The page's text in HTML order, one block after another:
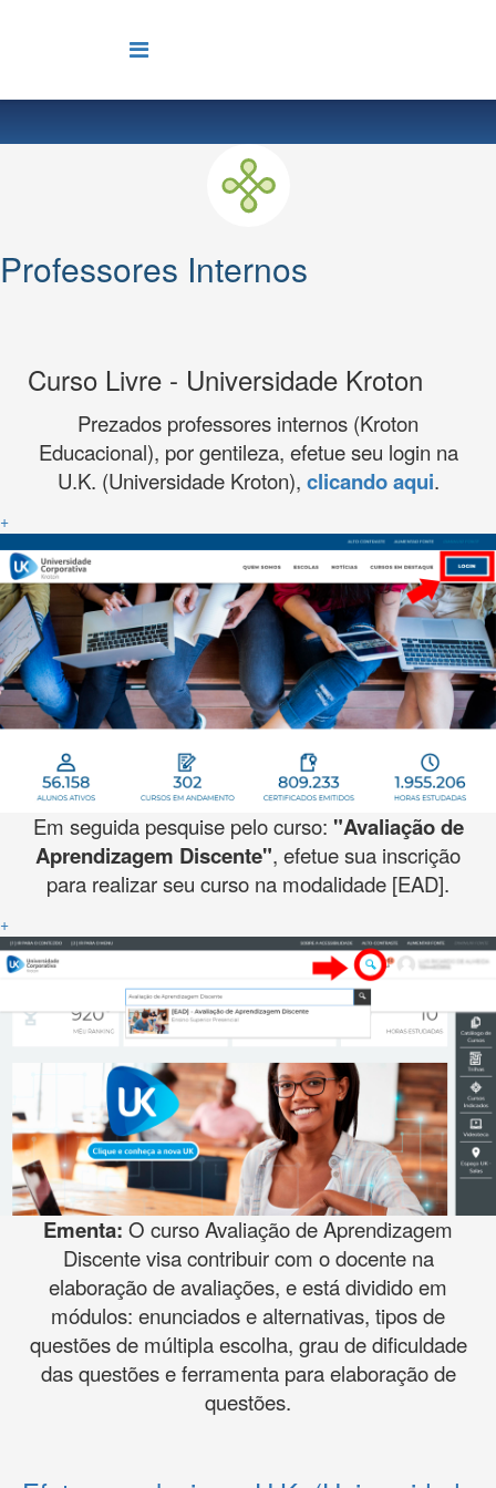
Professores Internos
Curso Livre - Universidade Kroton
Prezados professores internos (Kroton
Educacional), por gentileza, efetue seu login na
U.K. (Universidade Kroton), clicando aqui.
+
Em seguida pesquise pelo curso: "Avaliação de
Aprendizagem Discente", efetue sua inscrição
para realizar seu curso na modalidade [EAD].
+
Ementa: O curso Avaliação de Aprendizagem
Discente visa contribuir com o docente na
elaboração de avaliações, e está dividido em
módulos: enunciados e alternativas, tipos de
questões de múltipla escolha, grau de dificuldade
das questões e ferramenta para elaboração de
questões.